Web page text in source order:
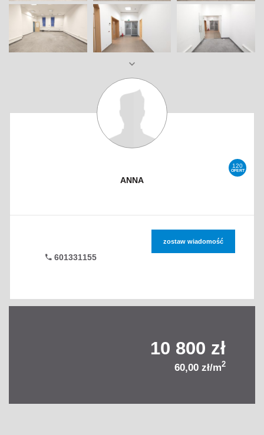
120
OFERT
ANNA
601331155
zostaw wiadomość
10 800 zł
60,00 zł/m2